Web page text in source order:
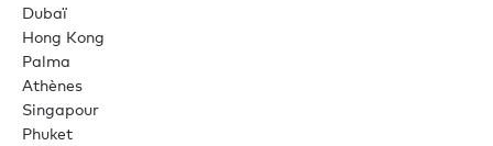
Dubaï
Hong Kong
Palma
Athènes
Singapour
Phuket